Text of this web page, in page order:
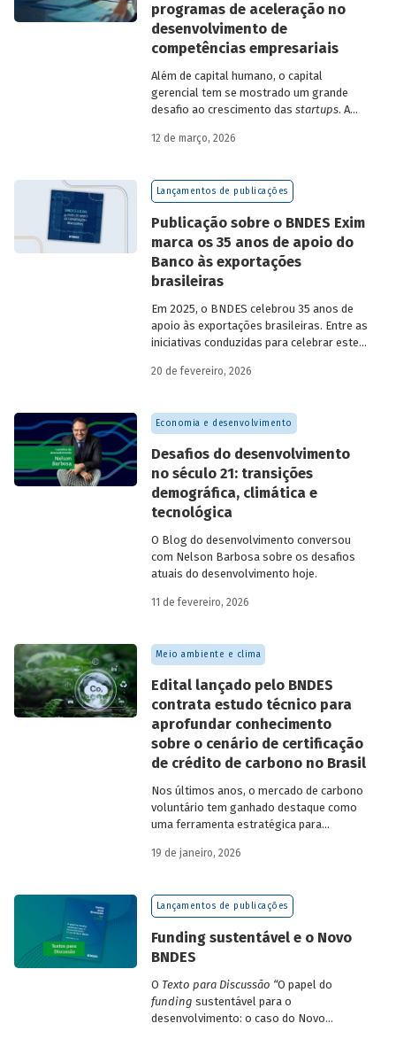
programas de aceleração no
desenvolvimento de
competências empresariais
Além de capital humano, o capital
gerencial tem se mostrado um grande
desafio ao crescimento das startups. A
como programas de aceleração têm
desafio.
12 de março, 2026
Lançamentos de publicações
Publicação sobre o BNDES Exim
marca os 35 anos de apoio do
Banco às exportações
brasileiras
Em 2025, o BNDES celebrou 35 anos de
apoio às exportações brasileiras. Entre as
iniciativas conduzidas para celebrar este
quanto para a história do
Brasil, está o lançamento da publicação
“BNDES Exim: 35 anos de apoio às
20 de fevereiro, 2026
Economia e desenvolvimento
Desafios do desenvolvimento
no século 21: transições
demográfica, climática e
tecnológica
O Blog do desenvolvimento conversou
com Nelson Barbosa sobre os desafios
atuais do desenvolvimento hoje.
11 de fevereiro, 2026
Meio ambiente e clima
Edital lançado pelo BNDES
contrata estudo técnico para
aprofundar conhecimento
sobre o cenário de certificação
de crédito de carbono no Brasil
Nos últimos anos, o mercado de carbono
voluntário tem ganhado destaque como
uma ferramenta estratégica para
de carbono e demonstrar compromisso
19 de janeiro, 2026
Lançamentos de publicações
Funding sustentável e o Novo
BNDES
O Texto para Discussão “O papel do
funding sustentável para o
desenvolvimento: o caso do Novo